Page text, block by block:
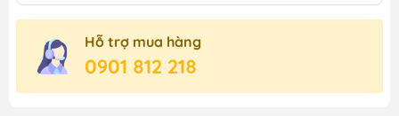
Hỗ trợ mua hàng
0901 812 218